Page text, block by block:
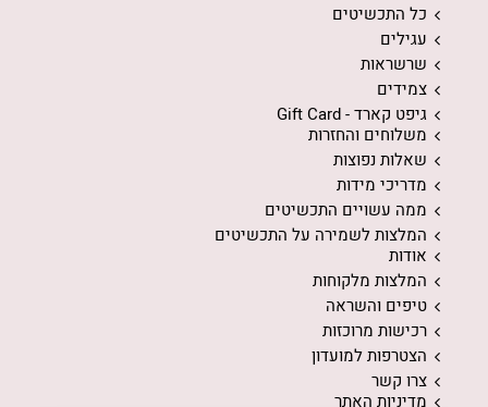
כל התכשיטים
עגילים
שרשראות
צמידים
גיפט קארד - Gift Card
משלוחים והחזרות
שאלות נפוצות
מדריכי מידות
ממה עשויים התכשיטים
המלצות לשמירה על התכשיטים
אודות
המלצות מלקוחות
טיפים והשראה
רכישות מרוכזות
הצטרפות למועדון
צרו קשר
מדיניות האתר